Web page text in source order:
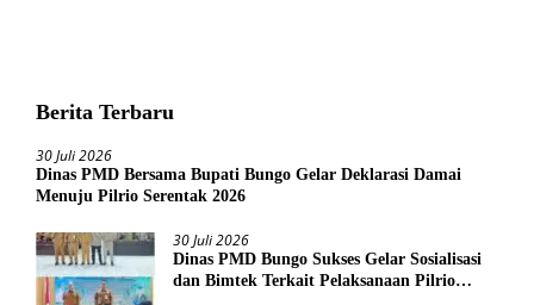
Berita Terbaru
30 Juli 2026
Dinas PMD Bersama Bupati Bungo Gelar Deklarasi Damai
Menuju Pilrio Serentak 2026
30 Juli 2026
Dinas PMD Bungo Sukses Gelar Sosialisasi
dan Bimtek Terkait Pelaksanaan Pilrio